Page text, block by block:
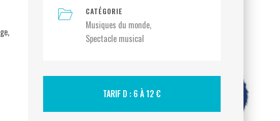
CATÉGORIE
Musiques du monde
Spectacle musical
TARIF D : 6 À 12 €